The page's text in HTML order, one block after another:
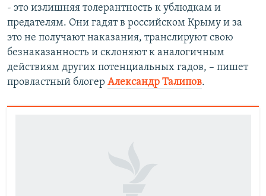
- это излишняя толерантность к ублюдкам и
предателям. Они гадят в российском Крыму и за
это не получают наказания, транслируют свою
безнаказанность и склоняют к аналогичным
действиям других потенциальных гадов, – пишет
провластный блогер Александр Талипов.